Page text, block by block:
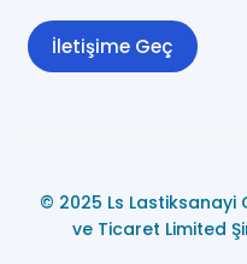
İletişime Geç
© 2025 Ls Lastiksanayi
ve Ticaret Limited